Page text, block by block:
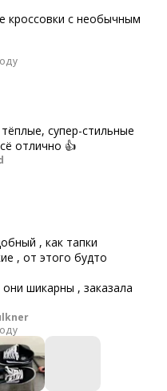
кроссовки с необычным
супер-стильные
отлично 👍
, как тапки
, от этого будто
шикарны , заказала